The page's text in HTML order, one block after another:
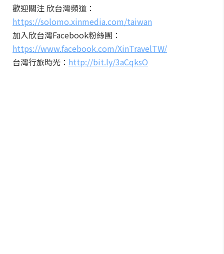
歡迎關注 欣台灣頻道：
https://solomo.xinmedia.com/taiwan
加入欣台灣Facebook粉絲團：
https://www.facebook.com/XinTravelTW/
台灣行旅時光： http://bit.ly/3aCqksO